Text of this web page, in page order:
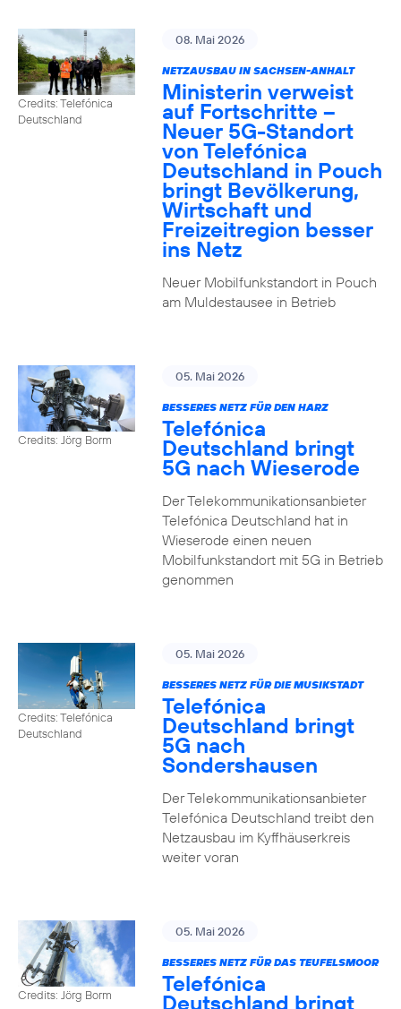
Credits: Telefónica
Deutschland
08. Mai 2026
NETZAUSBAU IN SACHSEN-ANHALT
Ministerin verweist
auf Fortschritte –
Neuer 5G-Standort
von Telefónica
Deutschland in Pouch
bringt Bevölkerung,
Wirtschaft und
Freizeitregion besser
ins Netz
Neuer Mobilfunkstandort in Pouch
am Muldestausee in Betrieb
Credits: Jörg Borm
05. Mai 2026
BESSERES NETZ FÜR DEN HARZ
Telefónica
Deutschland bringt
5G nach Wieserode
Der Telekommunikationsanbieter
Telefónica Deutschland hat in
Wieserode einen neuen
Mobilfunkstandort mit 5G in Betrieb
genommen
Credits: Telefónica
Deutschland
05. Mai 2026
BESSERES NETZ FÜR DIE MUSIKSTADT
Telefónica
Deutschland bringt
5G nach
Sondershausen
Der Telekommunikationsanbieter
Telefónica Deutschland treibt den
Netzausbau im Kyffhäuserkreis
weiter voran
Credits: Jörg Borm
05. Mai 2026
BESSERES NETZ FÜR DAS TEUFELSMOOR
Telefónica
Deutschland bringt